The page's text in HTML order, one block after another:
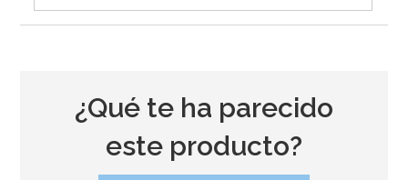
¿Qué te ha parecido
este producto?